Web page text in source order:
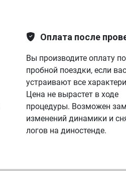
Оплата после
Вы производите оплату
пробной поездки, если вас
устраивают все
Цена не вырастет в ходе
процедуры. Возможен
изменений динамики и
логов на диностенде.